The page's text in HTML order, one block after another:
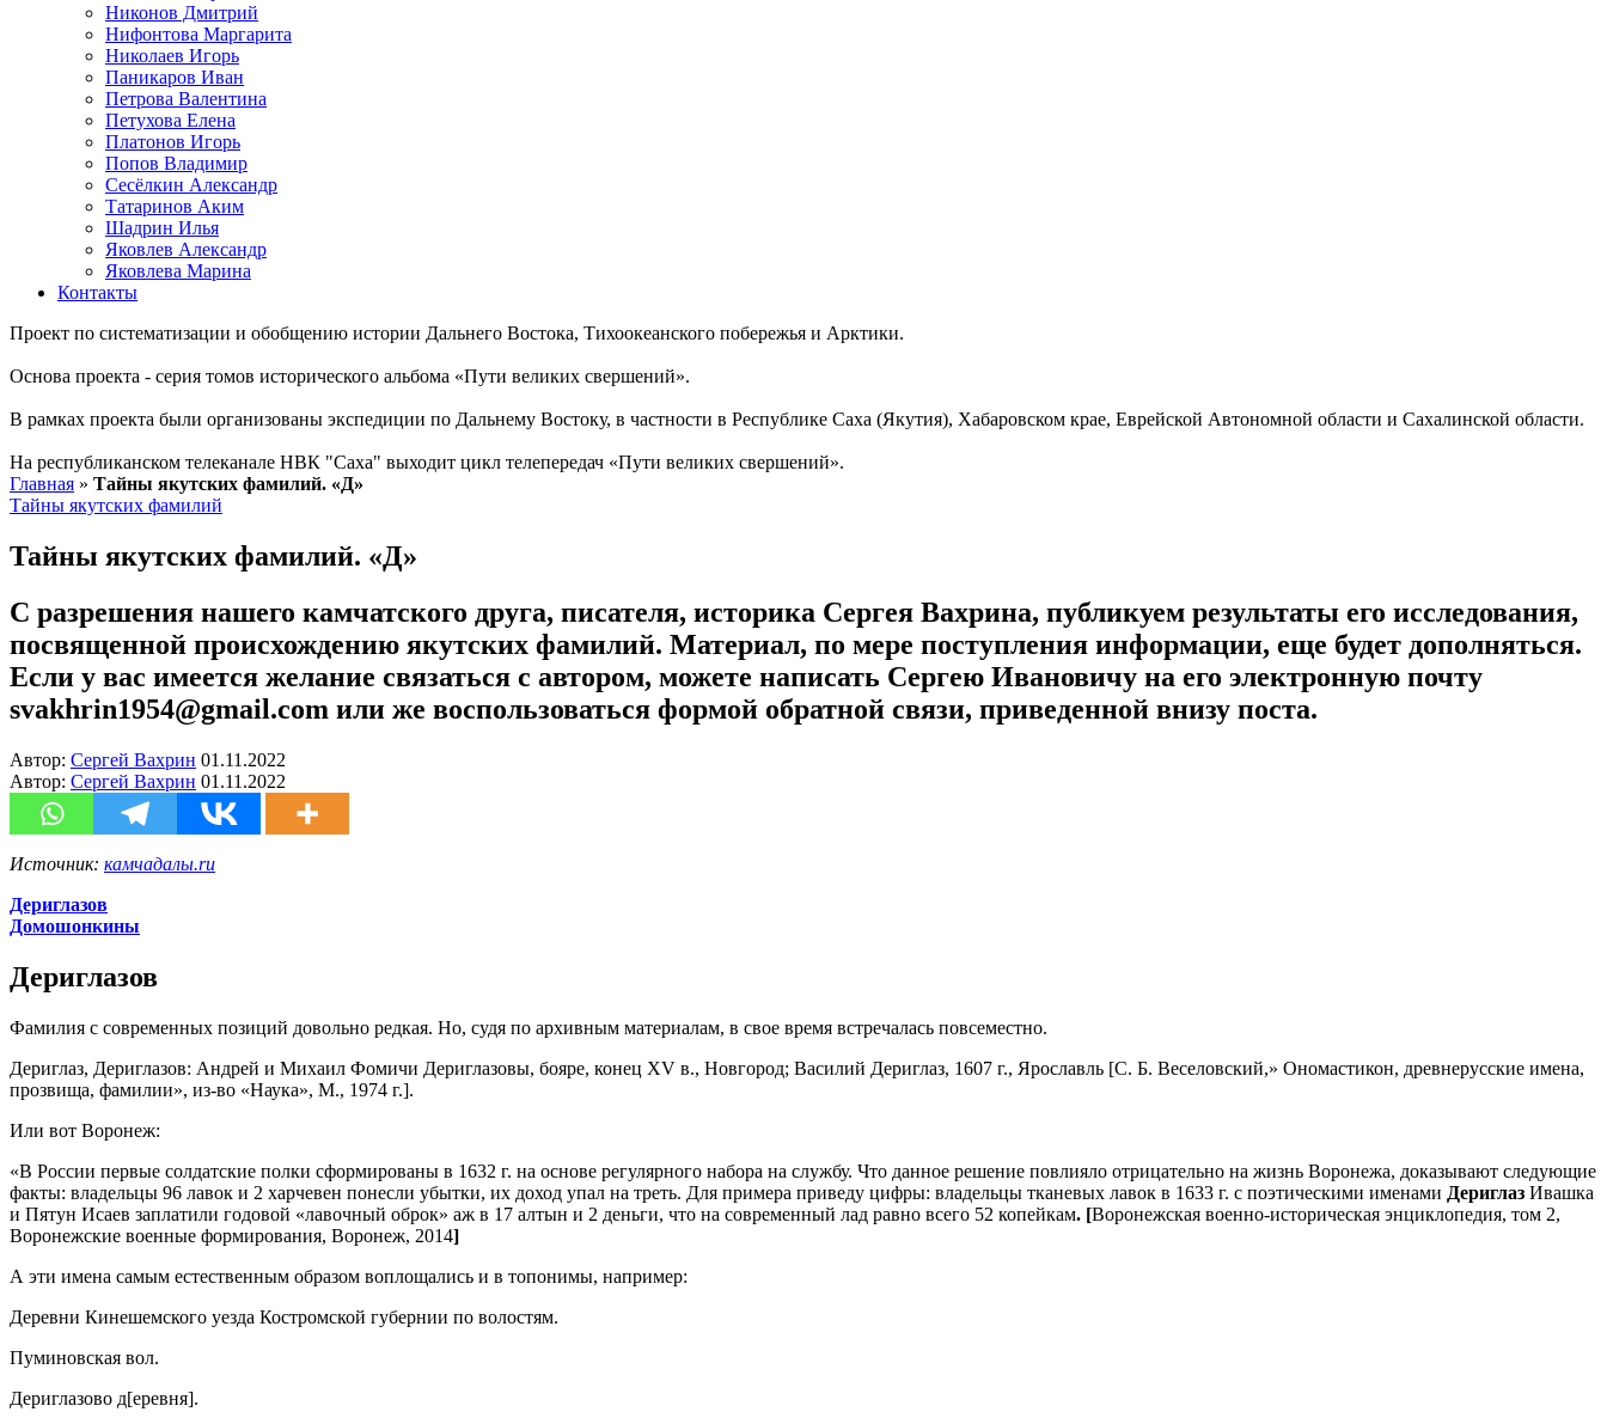
Никонов Дмитрий
Нифонтова Маргарита
Николаев Игорь
Паникаров Иван
Петрова Валентина
Петухова Елена
Платонов Игорь
Попов Владимир
Сесёлкин Александр
Татаринов Аким
Шадрин Илья
Яковлев Александр
Яковлева Марина
Контакты
Проект по систематизации и обобщению истории Дальнего Востока, Тихоокеанского побережья и Арктики.
Основа проекта - серия томов исторического альбома «Пути великих свершений».
В рамках проекта были организованы экспедиции по Дальнему Востоку, в частности в Республике Саха (Якутия), Хабаровском крае, Еврейской Автономной области и Сахалинской области.
На республиканском телеканале НВК "Саха" выходит цикл телепередач «Пути великих свершений».
Главная » Тайны якутских фамилий. «Д»
Тайны якутских фамилий
Тайны якутских фамилий. «Д»
С разрешения нашего камчатского друга, писателя, историка Сергея Вахрина, публикуем результаты его исследования,
посвященной происхождению якутских фамилий. Материал, по мере поступления информации, еще будет дополняться.
Если у вас имеется желание связаться с автором, можете написать Сергею Ивановичу на его электронную почту
svakhrin1954@gmail.com или же воспользоваться формой обратной связи, приведенной внизу поста.
Автор: Сергей Вахрин 01.11.2022
Автор: Сергей Вахрин 01.11.2022
Источник: камчадалы.ru
Дериглазов
Домошонкины
Дериглазов
Фамилия с современных позиций довольно редкая. Но, судя по архивным материалам, в свое время встречалась повсеместно.
Дериглаз, Дериглазов: Андрей и Михаил Фомичи Дериглазовы, бояре, конец XV в., Новгород; Василий Дериглаз, 1607 г., Ярославль [С. Б. Веселовский,» Ономастикон, древнерусские имена,
прозвища, фамилии», из-во «Наука», М., 1974 г.].
Или вот Воронеж:
«В России первые солдатские полки сформированы в 1632 г. на основе регулярного набора на службу. Что данное решение повлияло отрицательно на жизнь Воронежа, доказывают следующие
факты: владельцы 96 лавок и 2 харчевен понесли убытки, их доход упал на треть. Для примера приведу цифры: владельцы тканевых лавок в 1633 г. с поэтическими именами Дериглаз Ивашка
и Пятун Исаев заплатили годовой «лавочный оброк» аж в 17 алтын и 2 деньги, что на современный лад равно всего 52 копейкам. [Воронежская военно-историческая энциклопедия, том 2,
Воронежские военные формирования, Воронеж, 2014]
А эти имена самым естественным образом воплощались и в топонимы, например:
Деревни Кинешемского уезда Костромской губернии по волостям.
Пуминовская вол.
Дериглазово д[еревня].